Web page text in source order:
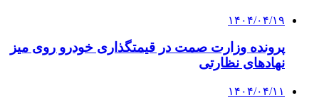
۱۴۰۴/۰۴/۱۹
پرونده وزارت صمت در قیمتگذاری خودرو روی میز
نهادهای نظارتی
۱۴۰۴/۰۴/۱۱